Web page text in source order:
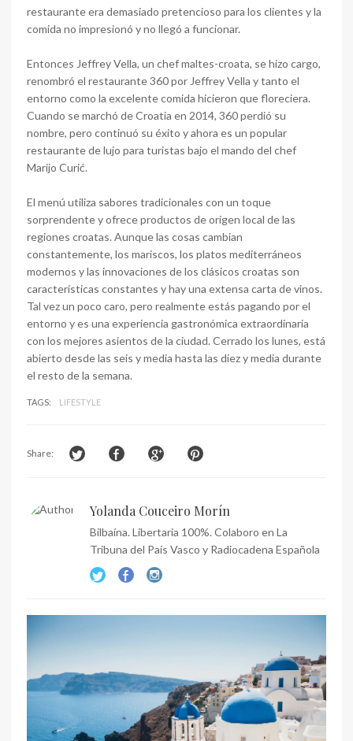
restaurante era demasiado pretencioso para los clientes y la
comida no impresionó y no llegó a funcionar.
Entonces Jeffrey Vella, un chef maltes-croata, se hizo cargo,
renombró el restaurante 360 ​​por Jeffrey Vella y tanto el
entorno como la excelente comida hicieron que floreciera.
Cuando se marchó de Croatia en 2014, 360 perdió su
nombre, pero continuó su éxito y ahora es un popular
restaurante de lujo para turistas bajo el mando del chef
Marijo Curić.
El menú utiliza sabores tradicionales con un toque
sorprendente y ofrece productos de origen local de las
regiones croatas. Aunque las cosas cambian
constantemente, los mariscos, los platos mediterráneos
modernos y las innovaciones de los clásicos croatas son
características constantes y hay una extensa carta de vinos.
Tal vez un poco caro, pero realmente estás pagando por el
entorno y es una experiencia gastronómica extraordinaria
con los mejores asientos de la ciudad. Cerrado los lunes, está
abierto desde las seis y media hasta las diez y media durante
el resto de la semana.
TAGS: LIFESTYLE
Share:
Yolanda Couceiro Morín
Bilbaína. Libertaria 100%. Colaboro en La
Tribuna del País Vasco y Radiocadena Española